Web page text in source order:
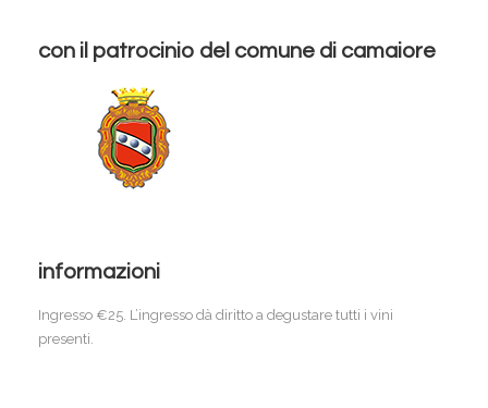
con il patrocinio del comune di camaiore
informazioni
Ingresso €25. L’ingresso dà diritto a degustare tutti i vini
presenti.